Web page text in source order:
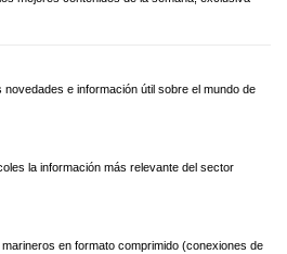
novedades e información útil sobre el mundo de
la información más relevante del sector
marineros en formato comprimido (conexiones de